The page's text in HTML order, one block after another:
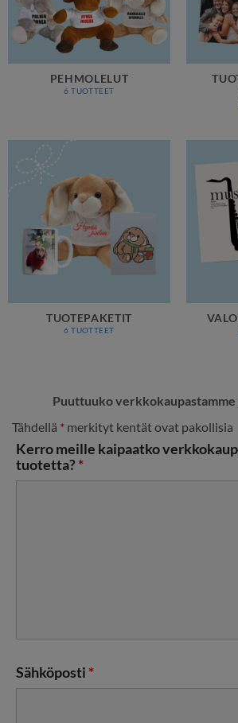
PEHMOLELUT
6 TUOTTEET
TUOTEPAKETIT
6 TUOTTEET
Puuttuuko
Tähdellä * merkityt kentät ovat pakollisia
Kerro meille kaipaatko
tuotetta? *
Sähköposti *